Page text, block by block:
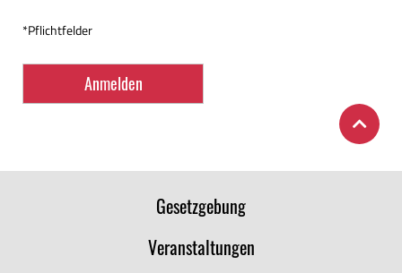
*Pflichtfelder
Gesetzgebung
Veranstaltungen